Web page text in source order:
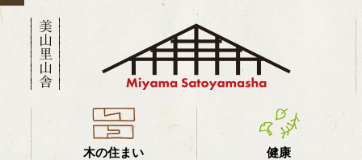
木の住まい 健康